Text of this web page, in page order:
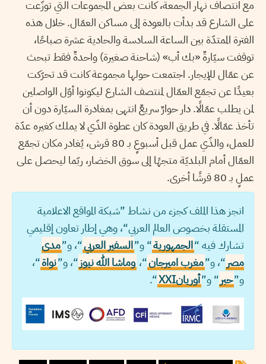
مع انتصاف نهار الجمعة، كانت بعض المجموعات التي توزّعت
على الشارع قد بدأت بالعودة إلى مساكن العمّال. خلال هذه
الفترة الممتدّة بين الساعة السادسة والحادية عشرة صباحًا،
توقفت سيّارةٌ «بك أب» (شاحنة صغيرة) واحدةٌ فقط تبحث
عن عمّال للإيجار. اجتمعت حولها مجموعة كانت قد تحرّكت
بعيدًا عن تجمّع العمّال لمنتصف الشارع ليكونوا أوّل الواصلين
لمن يطلب عمّالًا. دار حوارٌ سريعٌ انتهى بمغادرة السيّارة دون أن
تأخذ عمّالًا. في طريق العودة كان عطوة الذّي لا يملك كغيره عدّة
للعمل، والذّي عمل قبل أسبوعٍ بـ 80 قرش، يُغادر مكان تجمّع
العمّال أمام البلديّة متجهًا إلى سوق الخضار، ربّما ليحصل على
عملٍ بـ 80 قرشًا أخرى.
انجز هذا الملف كجزء من نشاط ”شبكة المواقع الاعلامية
المستقلة بخصوص العالم العربي“، وهي إطار تعاون إقليمي
تشارك فيه “الجمهورية“ و”السفير العربي“، و”مدى
مصر“، و”مغرب اميرجان“، وماشا الله نيوز“، و”نواة“،
و”حبر“ و”أوريانXXI “.